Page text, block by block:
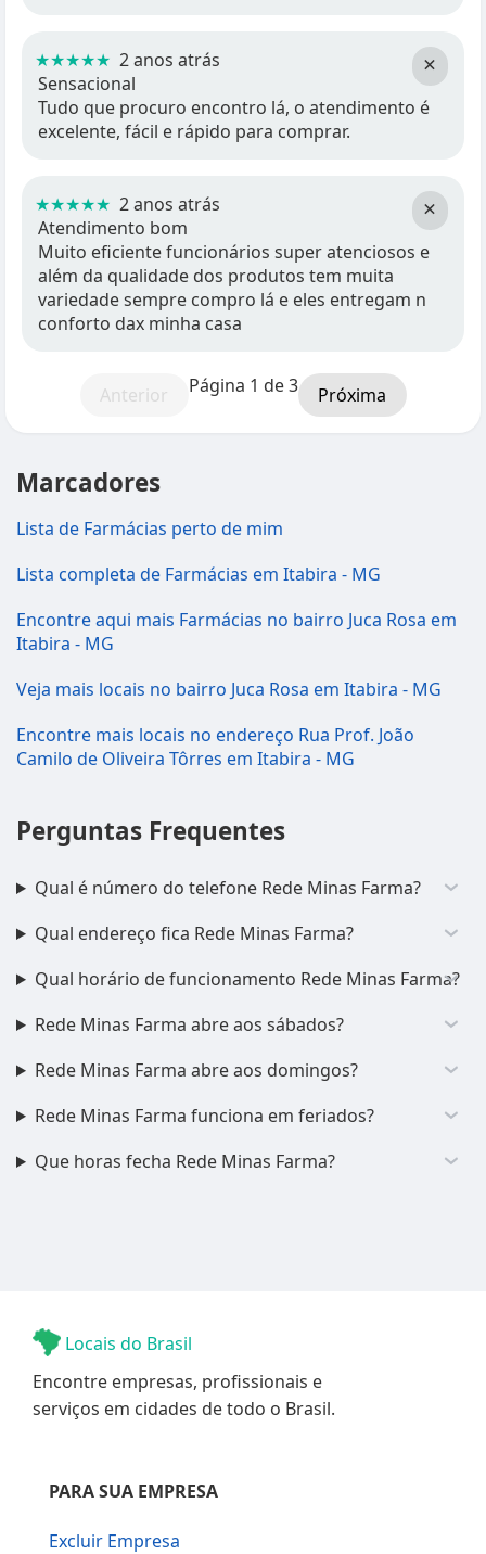
×
★★★★★ 2 anos atrás
Sensacional
Tudo que procuro encontro lá, o atendimento é
excelente, fácil e rápido para comprar.
×
★★★★★ 2 anos atrás
Atendimento bom
Muito eficiente funcionários super atenciosos e
além da qualidade dos produtos tem muita
variedade sempre compro lá e eles entregam n
conforto dax minha casa
Anterior Página 1 de 3 Próxima
Marcadores
Lista de Farmácias perto de mim
Lista completa de Farmácias em Itabira - MG
Encontre aqui mais Farmácias no bairro Juca Rosa em
Itabira - MG
Veja mais locais no bairro Juca Rosa em Itabira - MG
Encontre mais locais no endereço Rua Prof. João
Camilo de Oliveira Tôrres em Itabira - MG
Perguntas Frequentes
Qual é número do telefone Rede Minas Farma?
Qual endereço fica Rede Minas Farma?
Qual horário de funcionamento Rede Minas Farma?
Rede Minas Farma abre aos sábados?
Rede Minas Farma abre aos domingos?
Rede Minas Farma funciona em feriados?
Que horas fecha Rede Minas Farma?
Locais do Brasil
Encontre empresas, profissionais e
serviços em cidades de todo o Brasil.
PARA SUA EMPRESA
Excluir Empresa